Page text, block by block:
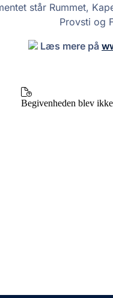
står Rummet,
Provsti og
Læs mere på